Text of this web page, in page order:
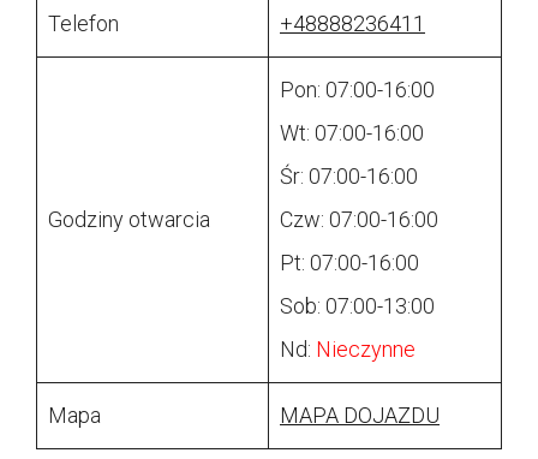
Telefon +48888236411
Godziny otwarcia
Pon: 07:00-16:00
Wt: 07:00-16:00
Śr: 07:00-16:00
Czw: 07:00-16:00
Pt: 07:00-16:00
Sob: 07:00-13:00
Nd: Nieczynne
Mapa MAPA DOJAZDU